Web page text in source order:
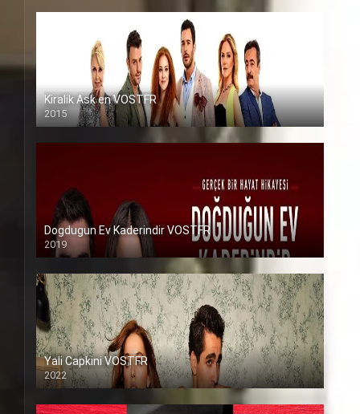
Kiralik Ask en VOSTFR
2015
Dogdugun Ev Kaderindir VOSTFR
2019
Yali Capkini VOSTFR
2022